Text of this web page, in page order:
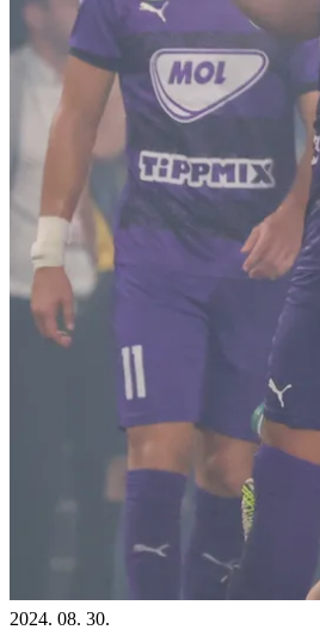
2024. 08. 30.